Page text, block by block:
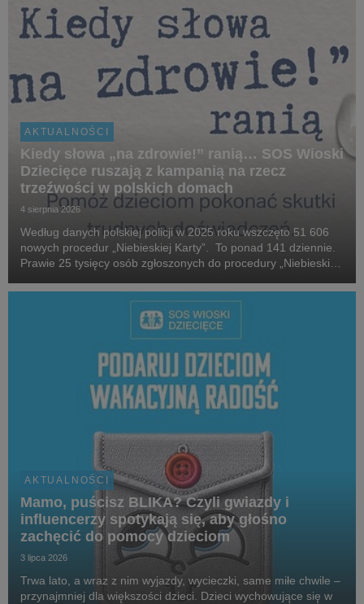
AKTUALNOŚCI
Kiedy słowa „na zdrowie!” ranią… SOS Wioski
Dziecięce ruszają z kampanią na rzecz
trzeźwości w polskich domach
4 sierpnia 2026
Według danych polskiej policji w 2025 roku wszczęto 51 606
nowych procedur „Niebieskiej Karty”. To ponad 141 dziennie.
Prawie 25 tysięcy osób zgłoszonych do procedury „Niebieskiej
pod wpływem alkoholu. W 2025 roku...
AKTUALNOŚCI
Mamo, puścisz BLIKA? Czyli gwiazdy i
influencerzy spotykają się, aby głośno
zachęcić do pomocy dzieciom
3 lipca 2026
Trwa lato, a wraz z nim wyjazdy, wycieczki, same miłe chwile –
przynajmniej dla większości dzieci. Dzieci wychowujące się w